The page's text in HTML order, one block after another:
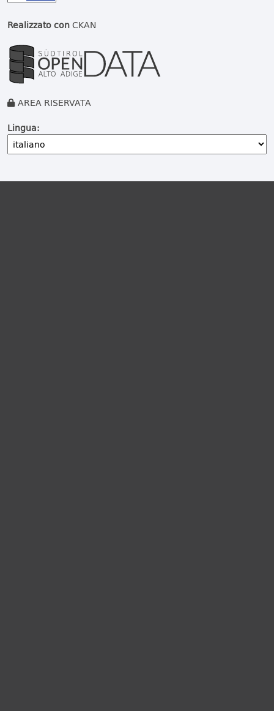
Realizzato conCKAN
AREA RISERVATA
Lingua